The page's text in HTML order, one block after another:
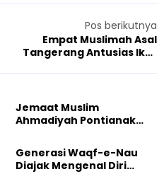
Pos berikutnya
Empat Muslimah Asal
Tangerang Antusias Ikut
Akui Banyak Dapat Ilmu
Jemaat Muslim
Ahmadiyah Pontianak
Perkuat Kolaborasi Sosial
Generasi Waqf-e-Nau
Diajak Mengenal Diri